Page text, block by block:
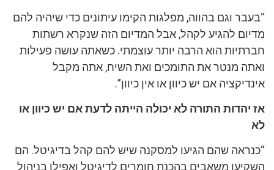
“בעבר וגם בהווה, מפלגות הקימו עיתונים כדי שיהיה להם
מדיום להגיע לקהל, אבל המדיום הזה שנקרא רשתות
חברתיות הוא הרבה יותר עוצמתי. כשאתה עושה פעילות
ואתה מנטר את התומכים ואת השיח, אתה מקבל
אינדיקציה אם יש כיוון או אין כיוון”.
אז יהדות התורה לא יכולה הייתה לדעת אם יש כיוון או
לא
“כנראה שהם הגיעו למסקנה שיש להם קהל בדיגיטל. הם
השקיעו משאבים בהכנת חומרים לדיגיטל ואפילו בניהול